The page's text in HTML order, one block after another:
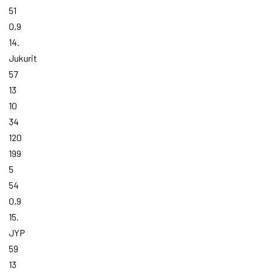
51
0,9
14.
Jukurit
57
13
10
34
120
199
5
54
0,9
15.
JYP
59
13